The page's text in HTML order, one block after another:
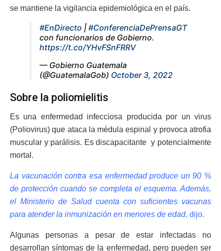
se mantiene la vigilancia epidemiológica en el país.
#EnDirecto | #ConferenciaDePrensaGT
con funcionarios de Gobierno.
https://t.co/YHvFSnFRRV
— Gobierno Guatemala
(@GuatemalaGob) October 3, 2022
Sobre la poliomielitis
Es una enfermedad infecciosa producida por un virus
(Poliovirus) que ataca la médula espinal y provoca atrofia
muscular y parálisis. Es discapacitante y potencialmente
mortal.
La vacunación contra esa enfermedad produce un 90 %
de protección cuando se completa el esquema. Además,
el Ministerio de Salud cuenta con suficientes vacunas
para atender la inmunización en menores de edad, dijo.
Algunas personas a pesar de estar infectadas no
desarrollan síntomas de la enfermedad, pero pueden ser